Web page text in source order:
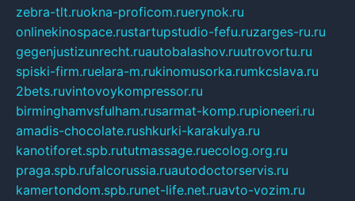
zebra-tlt.ruokna-proficom.ruerynok.ru
onlinekinospace.rustartupstudio-fefu.ruzarges-ru.ru
gegenjustizunrecht.ruautobalashov.ruutrovortu.ru
spiski-firm.ruelara-m.rukinomusorka.rumkcslava.ru
2bets.ruvintovoykompressor.ru
birminghamvsfulham.rusarmat-komp.rupioneeri.ru
amadis-chocolate.rushkurki-karakulya.ru
kanotiforet.spb.rututmassage.ruecolog.org.ru
praga.spb.rufalcorussia.ruautodoctorservis.ru
kamertondom.spb.runet-life.net.ruavto-vozim.ru